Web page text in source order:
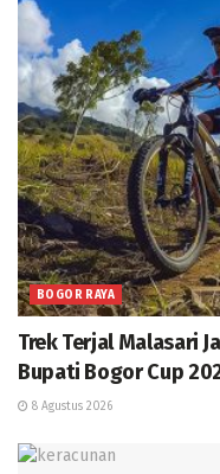
BOGOR RAYA
Trek Terjal Malasari
Bupati Bogor Cup
8 Agustus 2026